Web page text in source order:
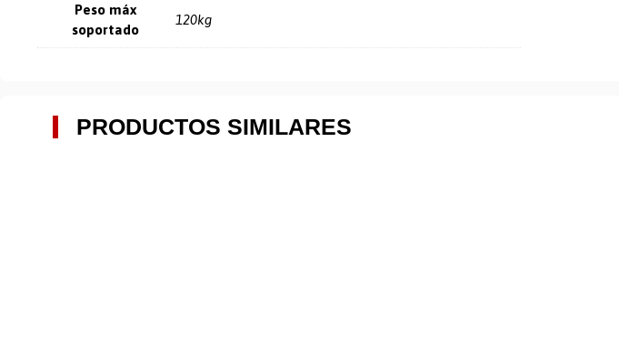
Peso máx
soportado
120kg
PRODUCTOS SIMILARES